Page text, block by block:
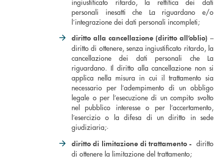
ingiustificato ritardo, la rettifica dei dati
personali inesatti che La riguardano e/o
l’integrazione dei dati personali incompleti;
diritto alla cancellazione (diritto all’oblio) –
diritto di ottenere, senza ingiustificato ritardo, la
cancellazione dei dati personali che La
riguardano. Il diritto alla cancellazione non si
applica nella misura in cui il trattamento sia
necessario per l’adempimento di un obbligo
legale o per l’esecuzione di un compito svolto
nel pubblico interesse o per l’accertamento,
l’esercizio o la difesa di un diritto in sede
giudiziaria;·
diritto di limitazione di trattamento - diritto
di ottenere la limitazione del trattamento;